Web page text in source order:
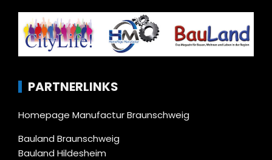
PARTNERLINKS
Homepage Manufactur Braunschweig
Bauland Braunschweig
Bauland Hildesheim